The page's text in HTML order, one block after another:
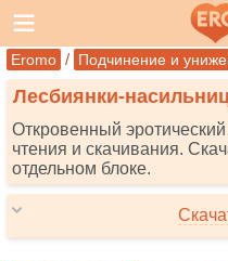
Eromo / Подчинение и
Лесбиянки-
Откровенный
чтения и скачивания.
отдельном блоке.